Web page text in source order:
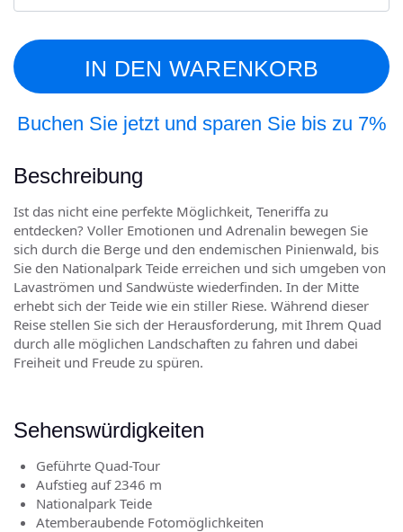
IN DEN WARENKORB
Buchen Sie jetzt und sparen Sie bis zu 7%
Beschreibung
Ist das nicht eine perfekte Möglichkeit, Teneriffa zu
entdecken? Voller Emotionen und Adrenalin bewegen Sie
sich durch die Berge und den endemischen Pinienwald, bis
Sie den Nationalpark Teide erreichen und sich umgeben von
Lavaströmen und Sandwüste wiederfinden. In der Mitte
erhebt sich der Teide wie ein stiller Riese. Während dieser
Reise stellen Sie sich der Herausforderung, mit Ihrem Quad
durch alle möglichen Landschaften zu fahren und dabei
Freiheit und Freude zu spüren.
Sehenswürdigkeiten
Geführte Quad-Tour
Aufstieg auf 2346 m
Nationalpark Teide
Atemberaubende Fotomöglichkeiten